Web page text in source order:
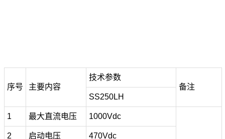
序号 主要内容
技术参数
备注
SS250LH
1 最大直流电压 1000Vdc
2 启动电压 470Vdc